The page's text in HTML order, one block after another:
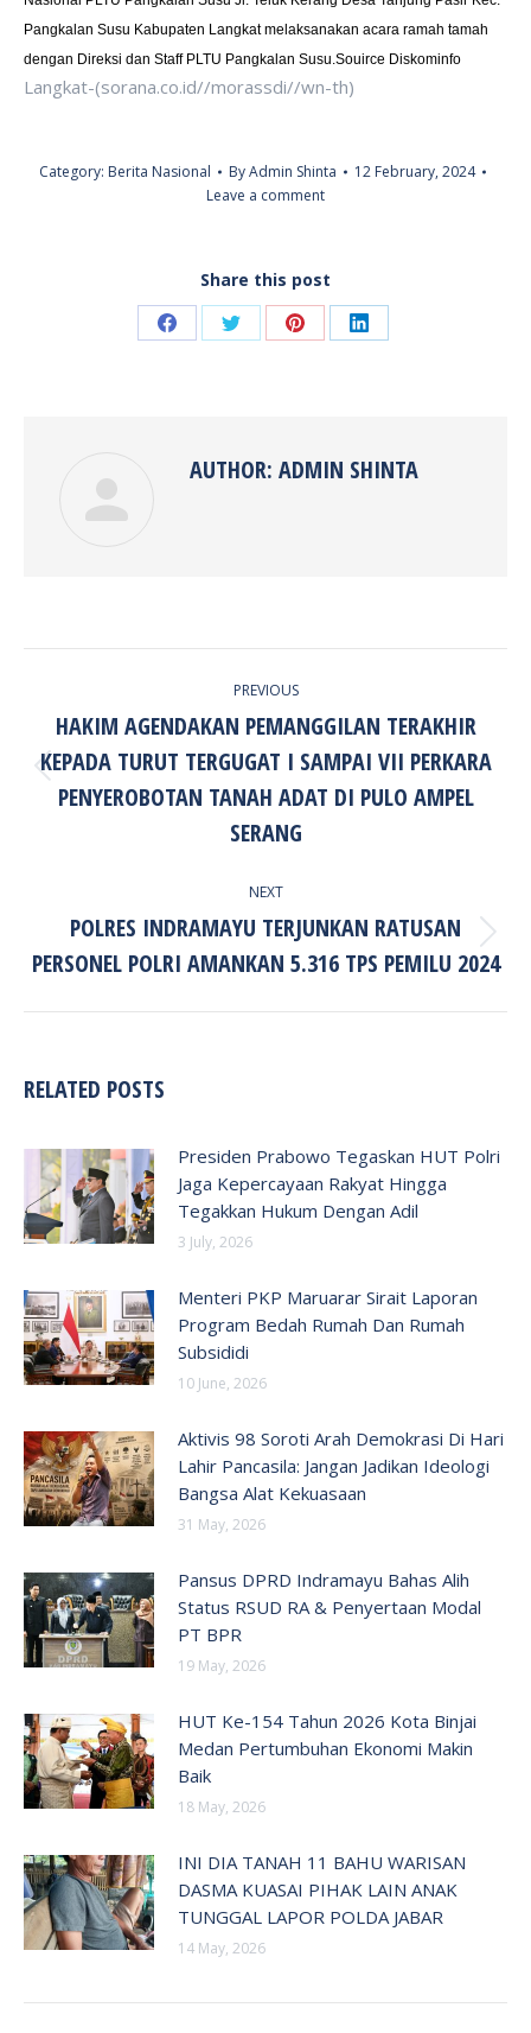
Pangkalan Susu Kabupaten Langkat melaksanakan acara ramah tamah
dengan Direksi dan Staff PLTU Pangkalan Susu.Souirce Diskominfo
Langkat-(sorana.co.id//morassdi//wn-th)
Category: Berita Nasional ByAdmin Shinta
12 February, 2024
Leave a comment
Share this post
Share Share Share Share
AUTHOR: ADMIN SHINTA
PREVIOUS
Previous
post:
HAKIM AGENDAKAN PEMANGGILAN TERAKHIR
KEPADA TURUT TERGUGAT I SAMPAI VII PERKARA
PENYEROBOTAN TANAH ADAT DI PULO AMPEL
SERANG
NEXT
Next
post:
POLRES INDRAMAYU TERJUNKAN RATUSAN
PERSONEL POLRI AMANKAN 5.316 TPS PEMILU 2024
RELATED POSTS
Presiden Prabowo Tegaskan HUT Polri
Jaga Kepercayaan Rakyat Hingga
Tegakkan Hukum Dengan Adil
3 July, 2026
Menteri PKP Maruarar Sirait Laporan
Program Bedah Rumah Dan Rumah
Subsididi
10 June, 2026
Aktivis 98 Soroti Arah Demokrasi Di Hari
Lahir Pancasila: Jangan Jadikan Ideologi
Bangsa Alat Kekuasaan
31 May, 2026
Pansus DPRD Indramayu Bahas Alih
Status RSUD RA & Penyertaan Modal
PT BPR
19 May, 2026
HUT Ke-154 Tahun 2026 Kota Binjai
Medan Pertumbuhan Ekonomi Makin
Baik
18 May, 2026
INI DIA TANAH 11 BAHU WARISAN
DASMA KUASAI PIHAK LAIN ANAK
TUNGGAL LAPOR POLDA JABAR
14 May, 2026